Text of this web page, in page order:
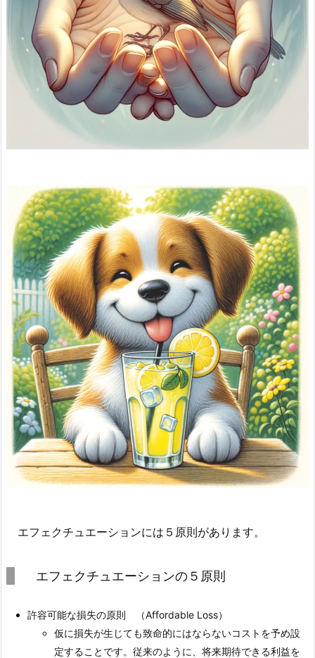
エフェクチュエーションには５原則があります。
エフェクチュエーションの５原則
許容可能な損失の原則 （Affordable Loss）
仮に損失が生じても致命的にはならないコストを予め設
定することです。従来のように、将来期待できる利益を